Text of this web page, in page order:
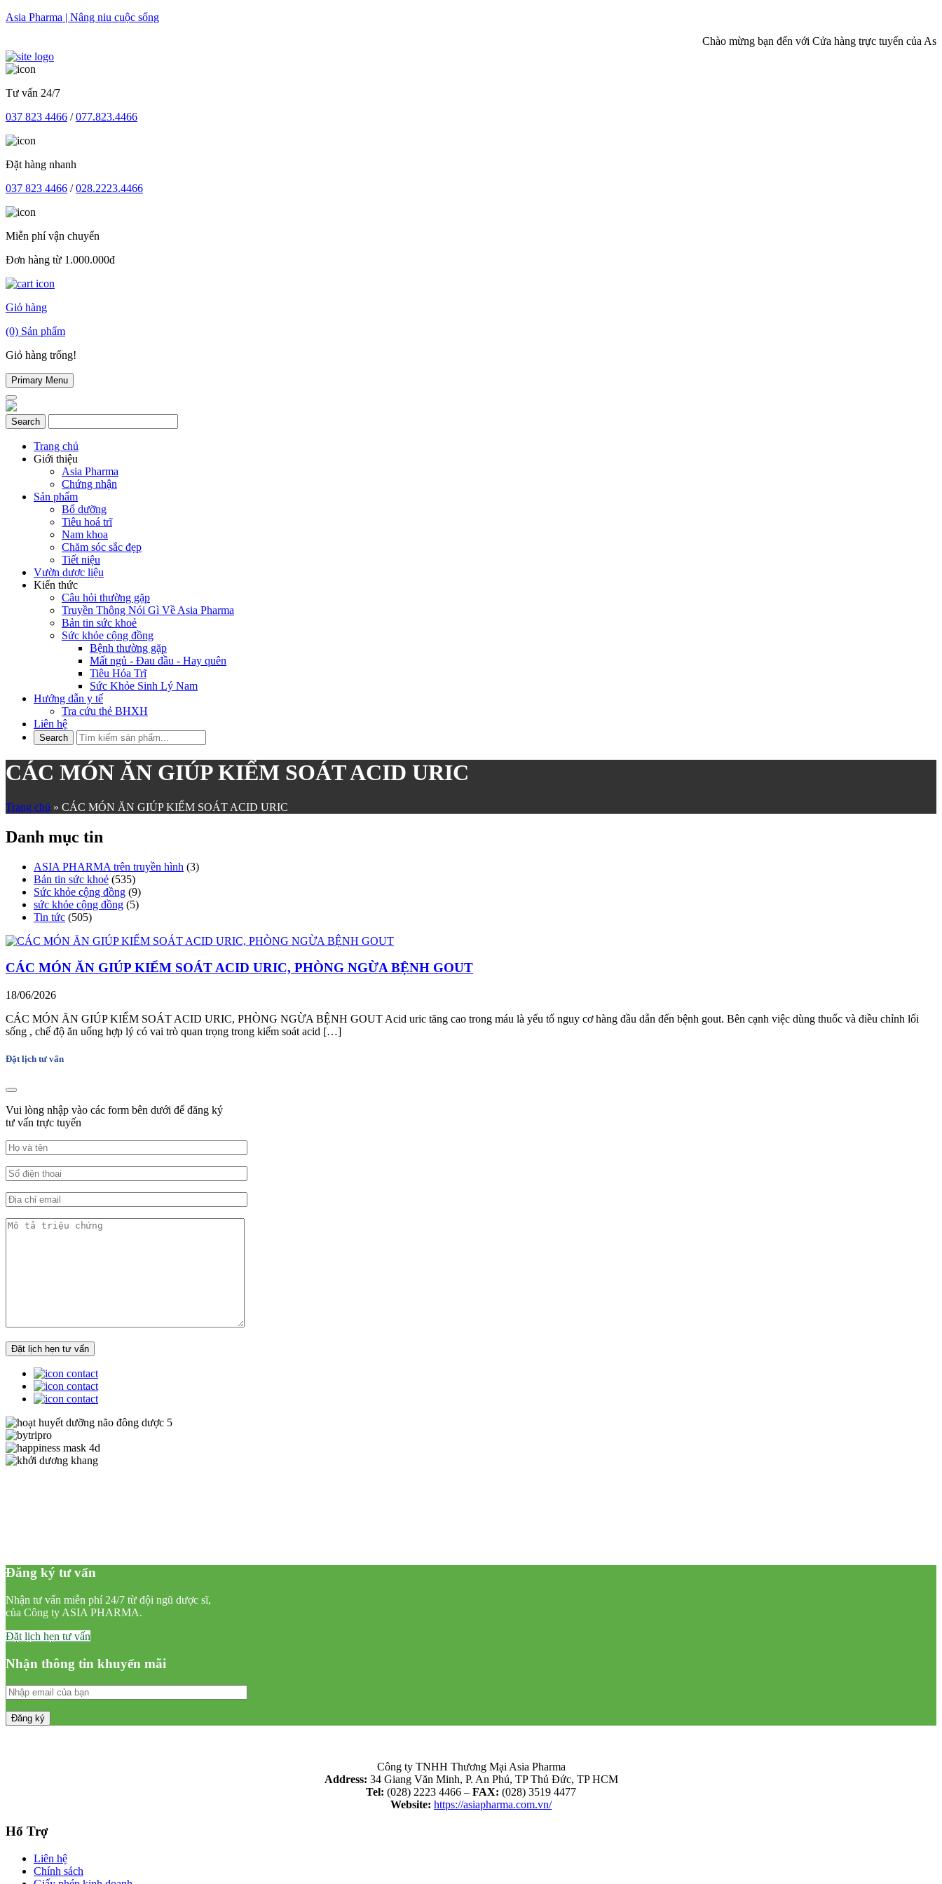
Skip
Asia Pharma | Nâng niu cuộc sống
Chào mừng bạn đến với Cửa hàng trực tuyến của Asia
Tư vấn 24/7
037 823 4466 /077.823.4466
Đặt hàng nhanh
037 823 4466 /028.2223.4466
Miễn phí vận chuyển
Đơn hàng từ 1.000.000đ
Giỏ hàng
(0) Sản phẩm
Giỏ hàng trống!
Primary Menu
Trang chủ
Giới thiệu
Asia Pharma
Chứng nhận
Sản phẩm
Bổ dưỡng
Tiêu hoá trĩ
Nam khoa
Chăm sóc sắc đẹp
Tiết niệu
Vườn dược liệu
Kiến thức
Câu hỏi thường gặp
Truyền Thông Nói Gì Về Asia Pharma
Bản tin sức khoẻ
Sức khỏe cộng đồng
Bệnh thường gặp
Mất ngủ - Đau đầu - Hay quên
Tiêu Hóa Trĩ
Sức Khỏe Sinh Lý Nam
Hướng dẫn y tế
Tra cứu thẻ BHXH
Liên hệ
CÁC MÓN ĂN GIÚP KIỂM SOÁT ACID URIC
Trang chủ » CÁC MÓN ĂN GIÚP KIỂM SOÁT ACID URIC
Danh mục tin
ASIA PHARMA trên truyền hình (3)
Bản tin sức khoẻ (535)
Sức khỏe cộng đồng (9)
sức khỏe cộng đồng (5)
Tin tức (505)
CÁC MÓN ĂN GIÚP KIỂM SOÁT ACID URIC, PHÒNG NGỪA BỆNH GOUT
18/06/2026
CÁC MÓN ĂN GIÚP KIỂM SOÁT ACID URIC, PHÒNG NGỪA BỆNH GOUT Acid uric tăng cao trong máu là yếu tố nguy cơ hàng đầu dẫn đến bệnh gout. Bên cạnh việc dùng thuốc và điều chỉnh lối
sống , chế độ ăn uống hợp lý có vai trò quan trọng trong kiểm soát acid […]
Đặt lịch tư vấn
Vui lòng nhập vào các form bên dưới để đăng ký
tư vấn trực tuyến
Đăng ký tư vấn
Nhận tư vấn miễn phí 24/7 từ đội ngũ dược sĩ,
của Công ty ASIA PHARMA.
Đặt lịch hẹn tư vấn
Nhận thông tin khuyến mãi
Công ty TNHH Thương Mại Asia Pharma
Address: 34 Giang Văn Minh, P. An Phú, TP Thủ Đức, TP HCM
Tel: (028) 2223 4466 – FAX: (028) 3519 4477
Website: https://asiapharma.com.vn/
Hổ Trợ
Liên hệ
Chính sách